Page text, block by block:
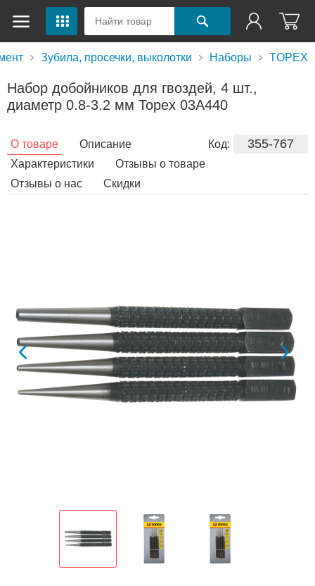
Зубила, просечки, выколотки Наборы TOPEX
Набор добойников для гвоздей, 4 шт.,
диаметр 0.8-3.2 мм Topex 03A440
Код: 355-767
О товаре
Описание
Характеристики
Отзывы о товаре
Отзывы о нас
Скидки